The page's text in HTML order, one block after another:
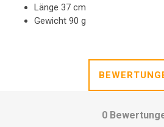
Länge 37 cm
Gewicht 90 g
0